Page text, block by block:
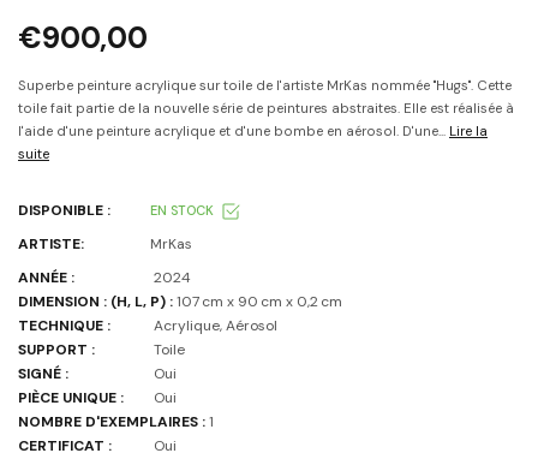
€900,00
Superbe peinture acrylique sur toile de l'artiste MrKas nommée "Hugs". Cette
toile fait partie de la nouvelle série de peintures abstraites. Elle est réalisée à
l'aide d'une peinture acrylique et d'une bombe en aérosol. D'une... Lire la
suite
DISPONIBLE : EN STOCK
ARTISTE:
MrKas
ANNÉE :
2024
DIMENSION : (H, L, P) :107 cm x 90 cm x 0,2 cm
TECHNIQUE :
Acrylique, Aérosol
SUPPORT :
Toile
SIGNÉ :
Oui
PIÈCE UNIQUE :
Oui
NOMBRE D'EXEMPLAIRES :1
CERTIFICAT :
Oui